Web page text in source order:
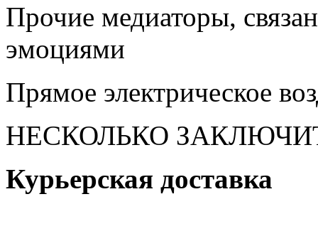
Прочие медиаторы,
эмоциями
Прямое электрическое
НЕСКОЛЬКО
Курьерская доставка